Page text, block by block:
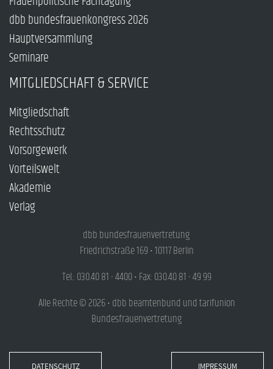
dbb bundesfrauenkongress 2026
Hauptversammlung
Seminare
MITGLIEDSCHAFT & SERVICE
Mitgliedschaft
Rechtsschutz
Vorsorgewerk
Vorteilswelt
Akademie
Verlag
dbb bundesfrauenvertretung
Friedrichstraße 169 • 10117 Berlin
Tel.: 030.40 81 - 4400 • Fax: 030.40 81 - 49 99
Alle Rechte © 2026 • dbb beamtenbund und tarifunion
Bundesfrauenvertretung
DATENSCHUTZ IMPRESSUM